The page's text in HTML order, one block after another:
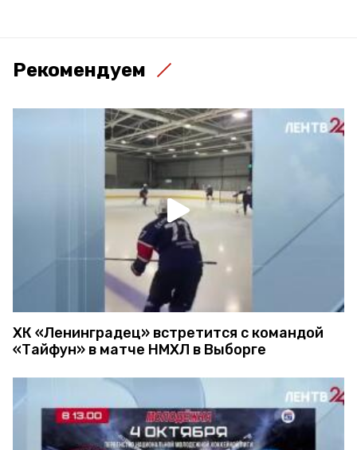
Рекомендуем
ХК «Ленинградец» встретится с командой
«Тайфун» в матче НМХЛ в Выборге